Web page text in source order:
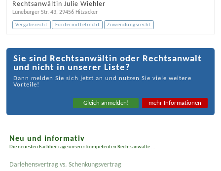
Rechtsanwältin Julie Wiehler
Lüneburger Str. 43, 29456 Hitzacker
Vergaberecht Fördermittelrecht Zuwendungsrecht
Sie sind Rechtsanwältin oder Rechtsanwalt
und nicht in unserer Liste?
Dann melden Sie sich jetzt an und nutzen Sie viele weitere
Vorteile!
Gleich anmelden! mehr Informationen
Neu und informativ
Die neuesten Fachbeiträge unserer kompetenten Rechtsanwälte ...
Darlehensvertrag vs. Schenkungsvertrag